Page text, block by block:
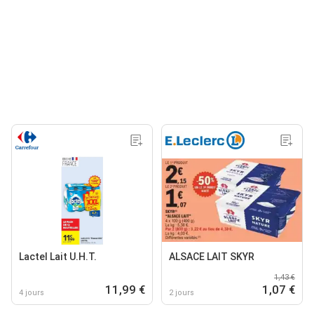
Lactel Lait U.H.T.
4 jours 11,99 €
ALSACE LAIT SKYR
2 jours
1,43 €
1,07 €